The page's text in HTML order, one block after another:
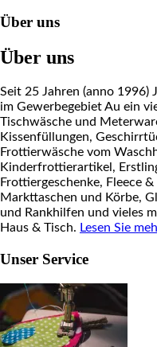
Über uns
Über uns
Seit 25 Jahren (anno 1996)
im Gewerbegebiet Au ein
Tischwäsche und
Kissenfüllungen,
Frottierwäsche vom
Kinderfrottierartikel,
Frottiergeschenke, Fleece
Markttaschen und Körbe,
und Rankhilfen und vieles
Haus & Tisch. Lesen Sie
Unser Service